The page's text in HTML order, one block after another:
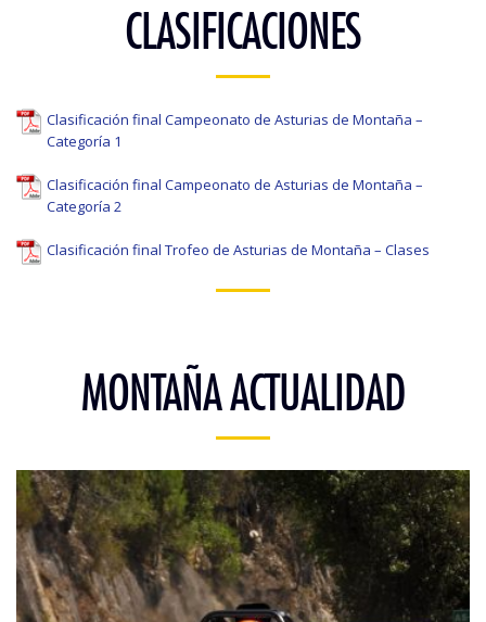
CLASIFICACIONES
Clasificación final Campeonato de Asturias de Montaña –
Categoría 1
Clasificación final Campeonato de Asturias de Montaña –
Categoría 2
Clasificación final Trofeo de Asturias de Montaña – Clases
MONTAÑA ACTUALIDAD